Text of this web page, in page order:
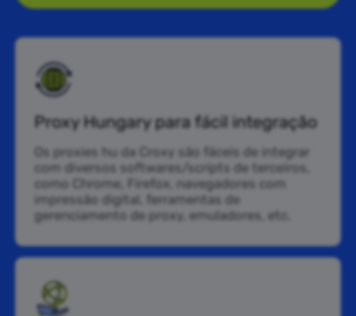
Proxy Hungary para fácil integração
Os proxies hu da Croxy são fáceis de integrar
com diversos softwares/scripts de terceiros,
como Chrome, Firefox, navegadores com
impressão digital, ferramentas de
gerenciamento de proxy, emuladores, etc.